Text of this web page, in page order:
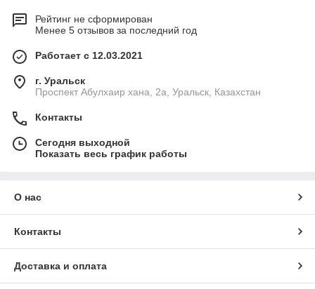
Рейтинг не сформирован
Менее 5 отзывов за последний год
Работает с 12.03.2021
г. Уральск
Проспект Абулхаир хана, 2а, Уральск, Казахстан
Контакты
Сегодня выходной
Показать весь график работы
О нас
Контакты
Доставка и оплата